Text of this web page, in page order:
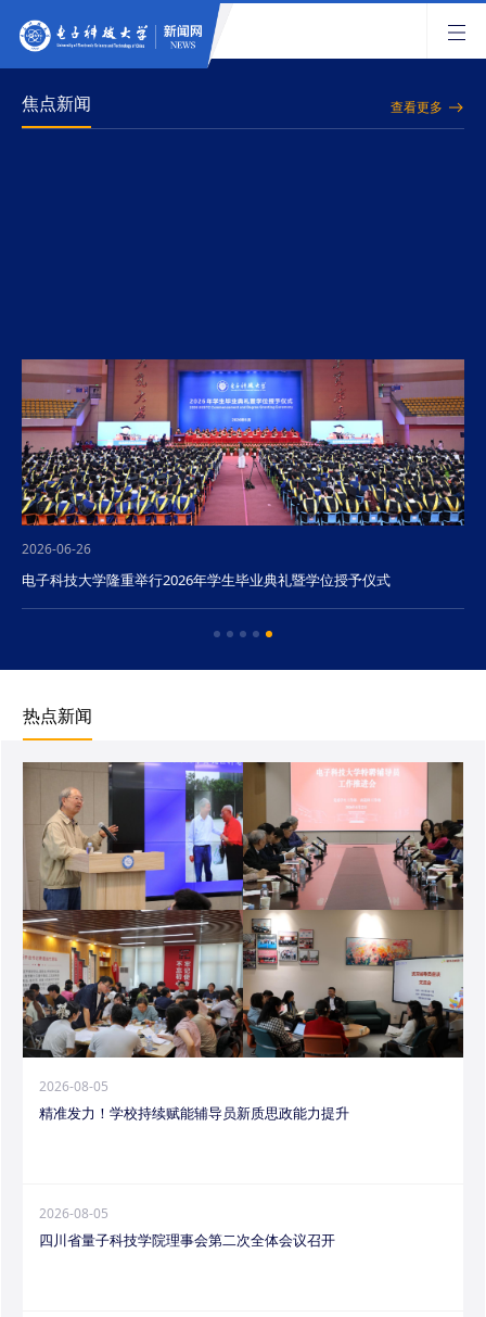
焦点新闻 查看更多
2026-06-26
电子科技大学隆重举行2026年学生毕业典礼暨学位授予仪式
热点新闻
2026-08-05
精准发力！学校持续赋能辅导员新质思政能力提升
2026-08-05
四川省量子科技学院理事会第二次全体会议召开